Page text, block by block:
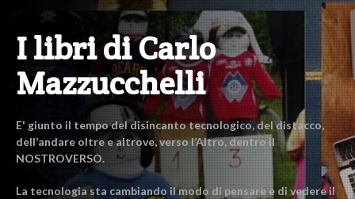
I libri di Carlo
Mazzucchelli
E' giunto il tempo del disincanto tecnologico, del distacco,
dell’andare oltre e altrove, verso l’Altro, dentro il
NOSTROVERSO.
La tecnologia sta cambiando il modo di pensare e di vedere il